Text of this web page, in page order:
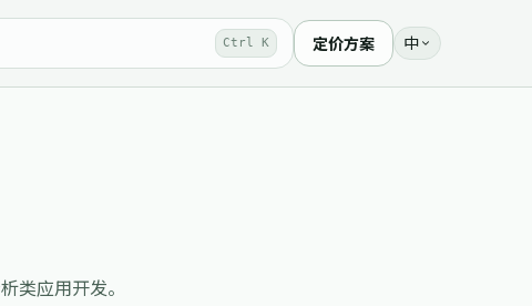
Ctrl K 定价方案 中
类应用开发。